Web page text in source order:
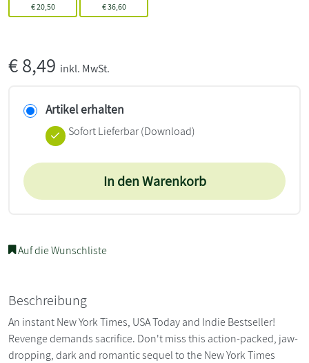
€20,50
€36,60
€8,49 inkl. MwSt.
Artikel erhalten
Sofort Lieferbar (Download)
In den Warenkorb
Auf die Wunschliste
Beschreibung
An instant New York Times, USA Today and Indie Bestseller!
Revenge demands sacrifice. Don't miss this action-packed, jaw-
dropping, dark and romantic sequel to the New York Times